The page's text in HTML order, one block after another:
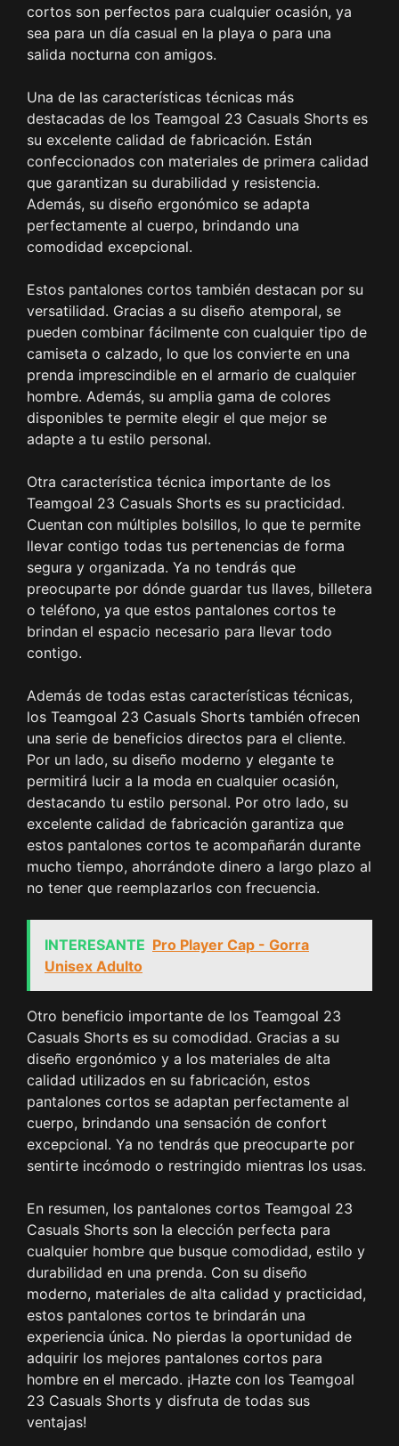
cortos son perfectos para cualquier ocasión, ya
sea para un día casual en la playa o para una
salida nocturna con amigos.
Una de las características técnicas más
destacadas de los Teamgoal 23 Casuals Shorts es
su excelente calidad de fabricación. Están
confeccionados con materiales de primera calidad
que garantizan su durabilidad y resistencia.
Además, su diseño ergonómico se adapta
perfectamente al cuerpo, brindando una
comodidad excepcional.
Estos pantalones cortos también destacan por su
versatilidad. Gracias a su diseño atemporal, se
pueden combinar fácilmente con cualquier tipo de
camiseta o calzado, lo que los convierte en una
prenda imprescindible en el armario de cualquier
hombre. Además, su amplia gama de colores
disponibles te permite elegir el que mejor se
adapte a tu estilo personal.
Otra característica técnica importante de los
Teamgoal 23 Casuals Shorts es su practicidad.
Cuentan con múltiples bolsillos, lo que te permite
llevar contigo todas tus pertenencias de forma
segura y organizada. Ya no tendrás que
preocuparte por dónde guardar tus llaves, billetera
o teléfono, ya que estos pantalones cortos te
brindan el espacio necesario para llevar todo
contigo.
Además de todas estas características técnicas,
los Teamgoal 23 Casuals Shorts también ofrecen
una serie de beneficios directos para el cliente.
Por un lado, su diseño moderno y elegante te
permitirá lucir a la moda en cualquier ocasión,
destacando tu estilo personal. Por otro lado, su
excelente calidad de fabricación garantiza que
estos pantalones cortos te acompañarán durante
mucho tiempo, ahorrándote dinero a largo plazo al
no tener que reemplazarlos con frecuencia.
INTERESANTE Pro Player Cap - Gorra
Unisex Adulto
Otro beneficio importante de los Teamgoal 23
Casuals Shorts es su comodidad. Gracias a su
diseño ergonómico y a los materiales de alta
calidad utilizados en su fabricación, estos
pantalones cortos se adaptan perfectamente al
cuerpo, brindando una sensación de confort
excepcional. Ya no tendrás que preocuparte por
sentirte incómodo o restringido mientras los usas.
En resumen, los pantalones cortos Teamgoal 23
Casuals Shorts son la elección perfecta para
cualquier hombre que busque comodidad, estilo y
durabilidad en una prenda. Con su diseño
moderno, materiales de alta calidad y practicidad,
estos pantalones cortos te brindarán una
experiencia única. No pierdas la oportunidad de
adquirir los mejores pantalones cortos para
hombre en el mercado. ¡Hazte con los Teamgoal
23 Casuals Shorts y disfruta de todas sus
ventajas!